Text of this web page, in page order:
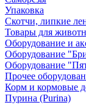
Упаковка
Скотчи, липкие
Товары для
Оборудование и
Оборудование
Оборудование
Прочее
Корм и кормовые
Пурина (Purina)